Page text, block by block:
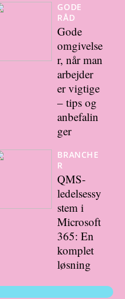
GODE
RÅD
Gode
omgivelse
r, når man
arbejder
er vigtige
– tips og
anbefalin
ger
BRANCHE
R
QMS-
ledelsessy
stem i
Microsoft
365: En
komplet
løsning